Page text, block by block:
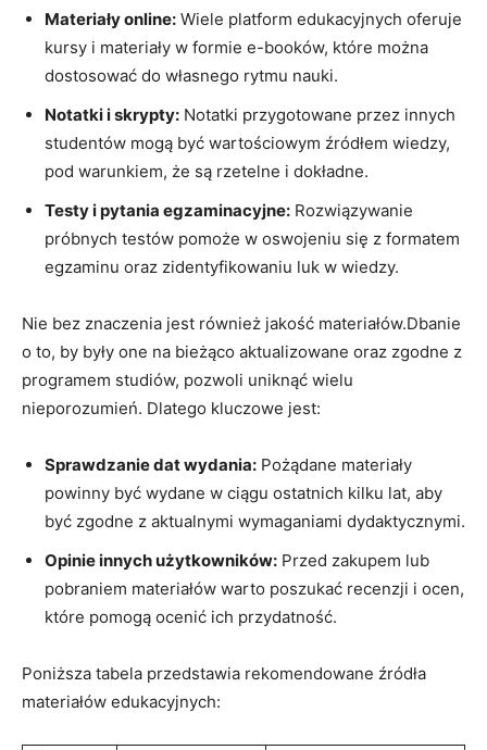
Materiały online: Wiele platform edukacyjnych oferuje
kursy i materiały w formie e-booków, które można
dostosować do własnego rytmu nauki.
Notatki i skrypty: Notatki przygotowane przez innych
studentów mogą być wartościowym źródłem wiedzy,
pod warunkiem, że są rzetelne i dokładne.
Testy i pytania egzaminacyjne: Rozwiązywanie
próbnych testów pomoże w oswojeniu się z formatem
egzaminu oraz zidentyfikowaniu luk w wiedzy.
Nie bez znaczenia jest również jakość materiałów.Dbanie
o to, by były one na bieżąco aktualizowane oraz zgodne z
programem studiów, pozwoli uniknąć wielu
nieporozumień. Dlatego kluczowe jest:
Sprawdzanie dat wydania: Pożądane materiały
powinny być wydane w ciągu ostatnich kilku lat, aby
być zgodne z aktualnymi wymaganiami dydaktycznymi.
Opinie innych użytkowników: Przed zakupem lub
pobraniem materiałów warto poszukać recenzji i ocen,
które pomogą ocenić ich przydatność.
Poniższa tabela przedstawia rekomendowane źródła
materiałów edukacyjnych: